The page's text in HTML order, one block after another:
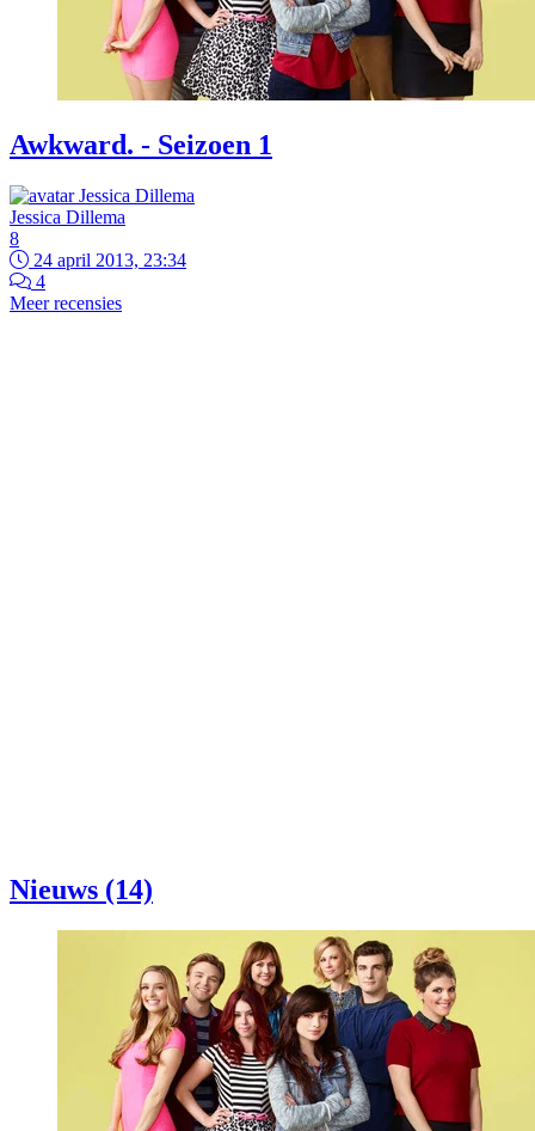
Awkward. - Seizoen 1
Jessica Dillema
8
24 april 2013, 23:34
4
Meer recensies
Nieuws (14)